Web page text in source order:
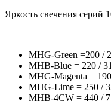
Яркость свечения серий
MHG-Green =200 /
MHB-Blue = 220 /
MHG-Magenta =
MHG-Lime = 250 /
MHB-4CW = 440 /